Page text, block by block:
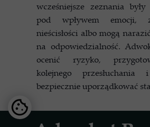
wcześniejsze zeznania były
pod wpływem emocji,
nieścisłości albo mogą
na odpowiedzialność.
ocenić ryzyko,
kolejnego przesłuchania
bezpiecznie uporządkować